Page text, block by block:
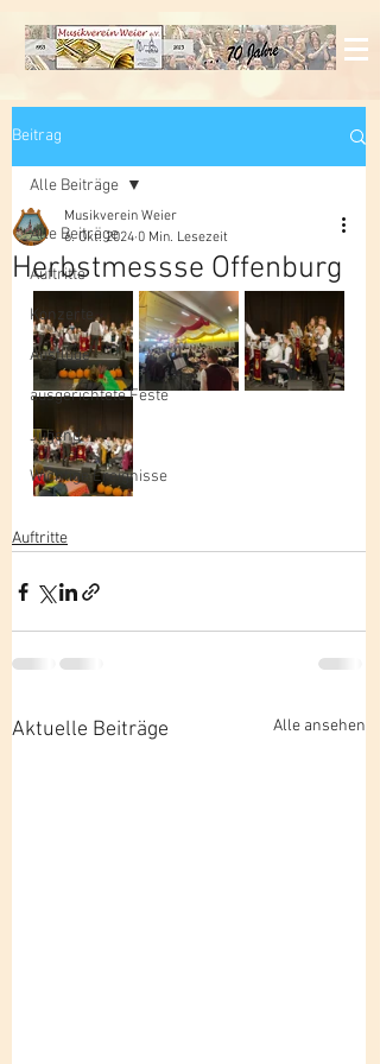
Beitrag
Alle Beiträge
Auftritte
Konzerte
Ausflüge
ausgerichtete Feste
Jugend
Wichtige Ereignisse
Alle Beiträge
Herbstmessse Offenburg
Musikverein Weier
6. Okt. 2024 0 Min. Lesezeit
Auftritte
Aktuelle Beiträge Alle ansehen